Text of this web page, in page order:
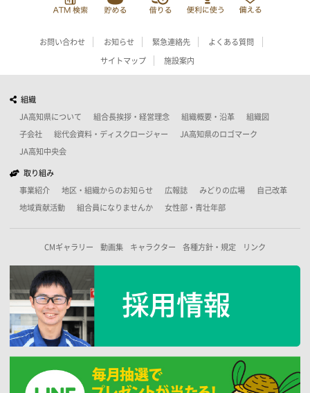
お問い合わせ お知らせ 緊急連絡先 よくある質問
サイトマップ 施設案内
組織
JA高知県について 組合長挨拶・経営理念 組織概要・沿革 組織図
子会社 総代会資料・ディスクロージャー JA高知県のロゴマーク
JA高知中央会
取り組み
事業紹介 地区・組織からのお知らせ 広報誌 みどりの広場 自己改革
地域貢献活動 組合員になりませんか 女性部・青壮年部
CMギャラリー 動画集 キャラクター 各種方針・規定 リンク